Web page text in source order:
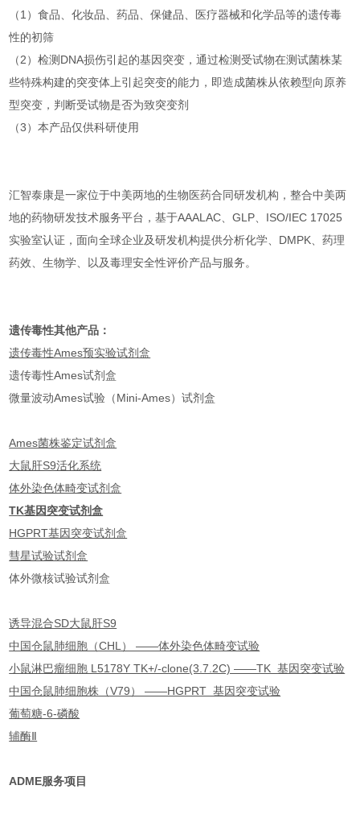
（1）食品、化妆品、药品、保健品、医疗器械和化学品等的遗传毒
性的初筛
（2）检测DNA损伤引起的基因突变，通过检测受试物在测试菌株某
些特殊构建的突变体上引起突变的能力，即造成菌株从依赖型向原养
型突变，判断受试物是否为致突变剂
（3）本产品仅供科研使用
汇智泰康是一家位于中美两地的生物医药合同研发机构，整合中美两
地的药物研发技术服务平台，基于AAALAC、GLP、ISO/IEC 17025
实验室认证，面向全球企业及研发机构提供分析化学、DMPK、药理
药效、生物学、以及毒理安全性评价产品与服务。
遗传毒性其他产品：
遗传毒性Ames预实验试剂盒
遗传毒性Ames试剂盒
微量波动Ames试验（Mini-Ames）试剂盒
Ames菌株鉴定试剂盒
大鼠肝S9活化系统
体外染色体畸变试剂盒
TK基因突变试剂盒
HGPRT基因突变试剂盒
彗星试验试剂盒
体外微核试验试剂盒
诱导混合SD大鼠肝S9
中国仓鼠肺细胞（CHL） ——体外染色体畸变试验
小鼠淋巴瘤细胞 L5178Y TK+/-clone(3.7.2C) ——TK 基因突变试验
中国仓鼠肺细胞株（V79） ——HGPRT 基因突变试验
葡萄糖-6-磷酸
辅酶Ⅱ
ADME服务项目